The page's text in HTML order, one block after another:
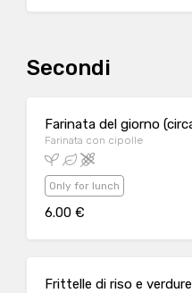
Secondi
Farinata del giorno
Farinata con cipolle
Only for lunch
6.00 €
Frittelle di riso e